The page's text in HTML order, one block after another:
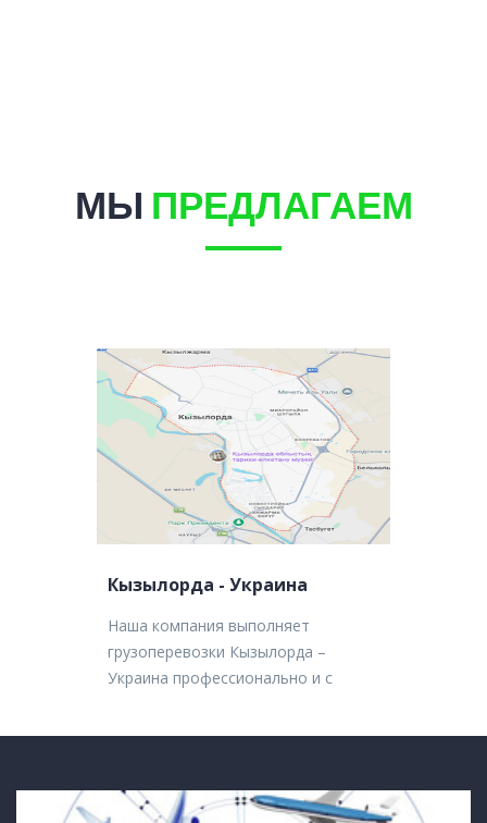
МЫ ПРЕДЛАГАЕМ
Кызылорда - Украина
Наша компания выполняет
грузоперевозки Кызылорда –
Украина профессионально и с
разрабатываем удобные